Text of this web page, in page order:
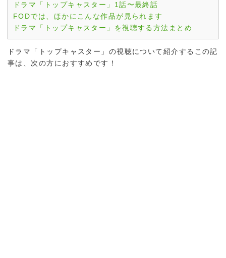
ドラマ「トップキャスター」1話〜最終話
FODでは、ほかにこんな作品が見られます
ドラマ「トップキャスター」を視聴する方法まとめ
ドラマ「トップキャスター」の視聴について紹介するこの記
事は、次の方におすすめです！